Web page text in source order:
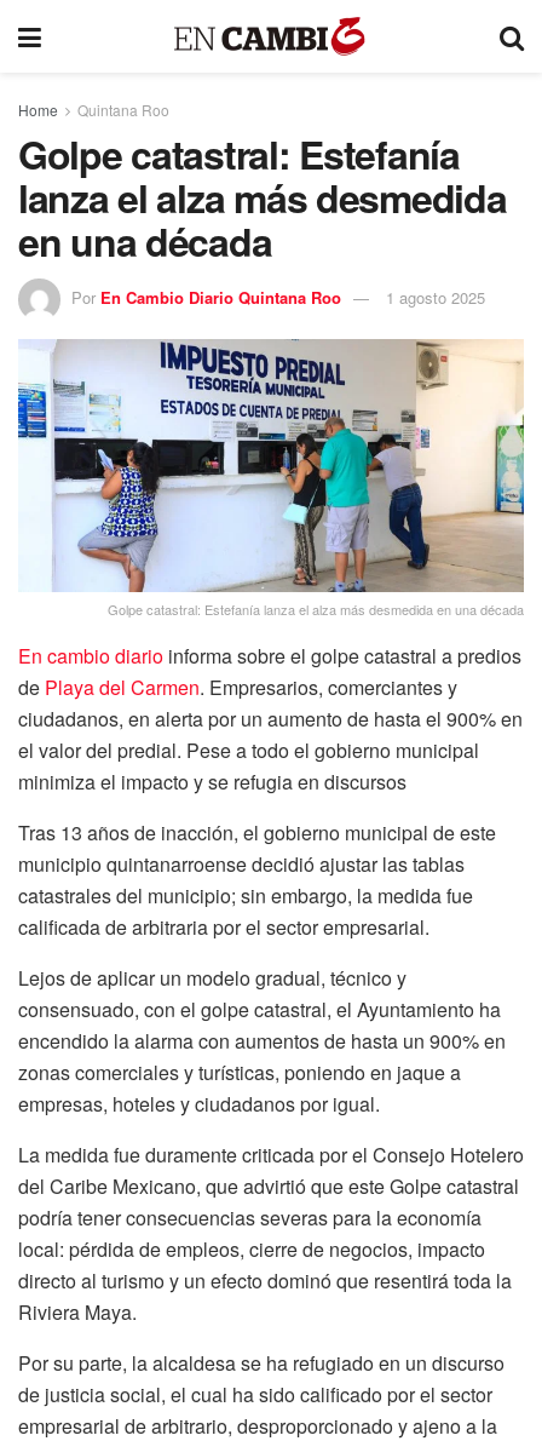
Home Quintana Roo
Golpe catastral: Estefanía
lanza el alza más desmedida
en una década
Por En Cambio Diario Quintana Roo 1 agosto 2025
Golpe catastral: Estefanía lanza el alza más desmedida en una década
En cambio diario informa sobre el golpe catastral a predios
de Playa del Carmen. Empresarios, comerciantes y
ciudadanos, en alerta por un aumento de hasta el 900% en
el valor del predial. Pese a todo el gobierno municipal
minimiza el impacto y se refugia en discursos
Tras 13 años de inacción, el gobierno municipal de este
municipio quintanarroense decidió ajustar las tablas
catastrales del municipio; sin embargo, la medida fue
calificada de arbitraria por el sector empresarial.
Lejos de aplicar un modelo gradual, técnico y
consensuado, con el golpe catastral, el Ayuntamiento ha
encendido la alarma con aumentos de hasta un 900% en
zonas comerciales y turísticas, poniendo en jaque a
empresas, hoteles y ciudadanos por igual.
La medida fue duramente criticada por el Consejo Hotelero
del Caribe Mexicano, que advirtió que este Golpe catastral
podría tener consecuencias severas para la economía
local: pérdida de empleos, cierre de negocios, impacto
directo al turismo y un efecto dominó que resentirá toda la
Riviera Maya.
Por su parte, la alcaldesa se ha refugiado en un discurso
de justicia social, el cual ha sido calificado por el sector
empresarial de arbitrario, desproporcionado y ajeno a la